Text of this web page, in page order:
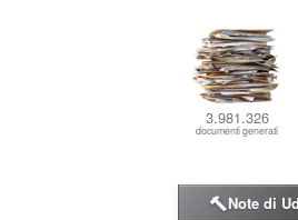
3.981.326
documenti generati
🔨Note di